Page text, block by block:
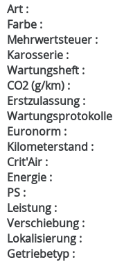
Art :
Farbe :
Mehrwertsteuer :
Karosserie :
Wartungsheft :
CO2 (g/km) :
Erstzulassung :
Wartungsprotokolle
Euronorm :
Kilometerstand :
Crit'Air :
Energie :
PS :
Leistung :
Verschiebung :
Lokalisierung :
Getriebetyp :